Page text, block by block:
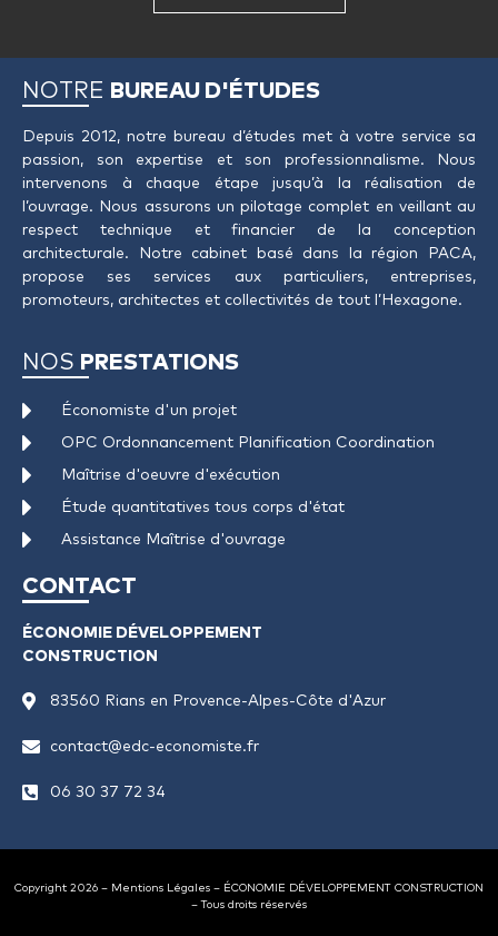
NOTRE BUREAU D'ÉTUDES
Depuis 2012, notre bureau d’études met à votre service sa
passion, son expertise et son professionnalisme. Nous
intervenons à chaque étape jusqu’à la réalisation de
l’ouvrage. Nous assurons un pilotage complet en veillant au
respect technique et financier de la conception
architecturale. Notre cabinet basé dans la région PACA,
propose ses services aux particuliers, entreprises,
promoteurs, architectes et collectivités de tout l’Hexagone.
NOS PRESTATIONS
Économiste d'un projet
OPC Ordonnancement Planification Coordination
Maîtrise d'oeuvre d'exécution
Étude quantitatives tous corps d'état
Assistance Maîtrise d'ouvrage
CONTACT
ÉCONOMIE DÉVELOPPEMENT
CONSTRUCTION
83560 Rians en Provence-Alpes-Côte d'Azur
contact@edc-economiste.fr
06 30 37 72 34
Copyright 2026 – Mentions Légales – ÉCONOMIE DÉVELOPPEMENT CONSTRUCTION
– Tous droits réservés